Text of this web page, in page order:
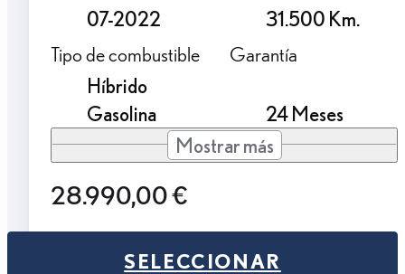
07-2022
31.500 Km.
Tipo de combustible
Híbrido
Gasolina
Garantía
24 Meses
Mostrar más
28.990,00 €
SELECCIONAR